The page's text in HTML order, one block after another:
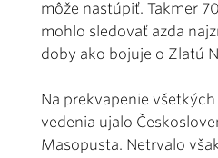
môže nastúpiť. Takmer
mohlo sledovať azda
doby ako bojuje o Zlatú
Na prekvapenie všetkých
vedenia ujalo
Masopusta. Netrvalo